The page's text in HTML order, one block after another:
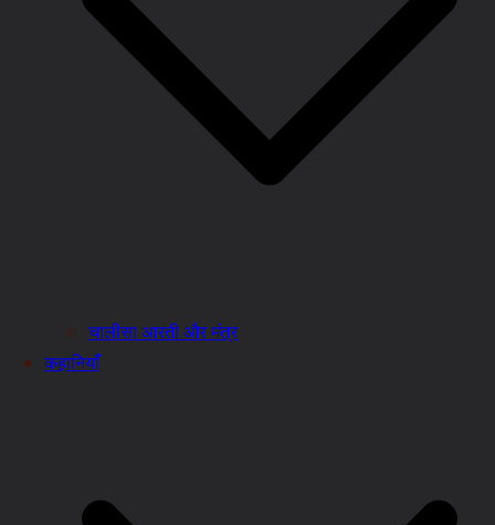
चालीसा आरती और मंत्र
कहानियाँ